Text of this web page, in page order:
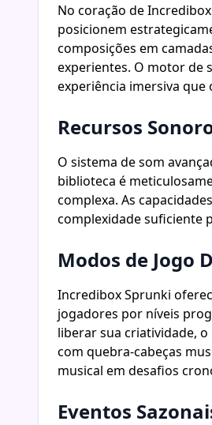
No coração de
posicionem
composições em
experientes. O motor de
experiência imersiva
Recursos
O sistema de som
biblioteca é
complexa. As
complexidade suficiente
Modos de Jogo
Incredibox Sprunki
jogadores por níveis
liberar sua criatividade,
com quebra-cabeças
musical em desafios
Eventos